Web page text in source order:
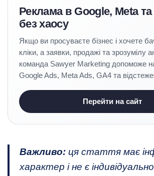
Реклама в Google, Meta та
без хаосу
Якщо ви просуваєте бізнес і хочете
кліки, а заявки, продажі та зрозумілу
команда Sawyer Marketing допоможе
Google Ads, Meta Ads, GA4 та
Перейти на сайт
Важливо: ця стаття має
характер і не є